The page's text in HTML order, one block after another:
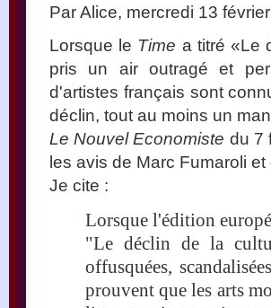
Par Alice, mercredi 13
Lorsque le Time a titré «Le
pris un air outragé et
d'artistes français sont
déclin, tout au moins un
Le Nouvel Economiste du 7
les avis de Marc Fumaroli
Je cite :
Lorsque l'édition
"Le déclin de la
offusquées,
prouvent que les arts